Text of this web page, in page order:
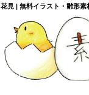
花見 | 無料イラスト・雛形